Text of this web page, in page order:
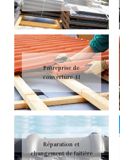
Entreprise de
couverture 41
Réparation et
changement de faitière